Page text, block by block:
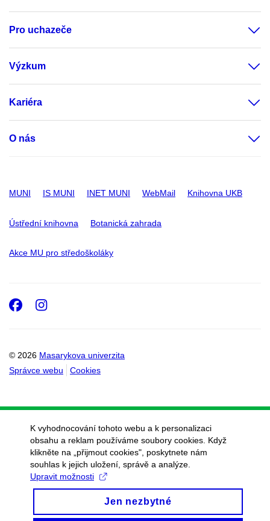
Pro uchazeče
Výzkum
Kariéra
O nás
MUNI IS MUNI INET MUNI WebMail Knihovna UKB
Ústřední knihovna Botanická zahrada
Akce MU pro středoškoláky
© 2026 Masarykova univerzita
Správce webu
Cookies
Facebook
Instagram
K vyhodnocování tohoto webu a k personalizaci
obsahu a reklam používáme soubory cookies. Když
klikněte na „přijmout cookies", poskytnete nám
souhlas k jejich uložení, správě a analýze.
Upravit možnosti
Jen nezbytné